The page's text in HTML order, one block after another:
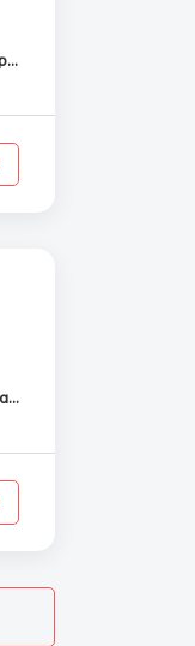
Бельгия (Антверпен)
Нидерланды (Маастрихт)